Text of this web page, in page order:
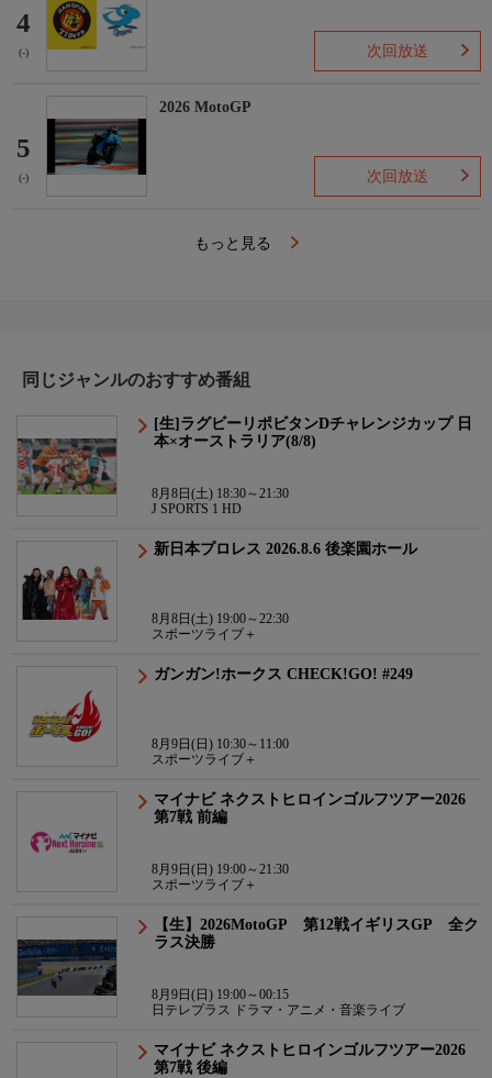
4
(-) 次回放送
5
(-)
2026 MotoGP
次回放送
もっと見る
同じジャンルのおすすめ番組
[生]ラグビーリポビタンDチャレンジカップ 日
本×オーストラリア(8/8)
8月8日(土) 18:30～21:30
J SPORTS 1 HD
新日本プロレス 2026.8.6 後楽園ホール
8月8日(土) 19:00～22:30
スポーツライブ＋
ガンガン!ホークス CHECK!GO! #249
8月9日(日) 10:30～11:00
スポーツライブ＋
マイナビ ネクストヒロインゴルフツアー2026
第7戦 前編
8月9日(日) 19:00～21:30
スポーツライブ＋
【生】2026MotoGP 第12戦イギリスGP 全ク
ラス決勝
8月9日(日) 19:00～00:15
日テレプラス ドラマ・アニメ・音楽ライブ
マイナビ ネクストヒロインゴルフツアー2026
第7戦 後編